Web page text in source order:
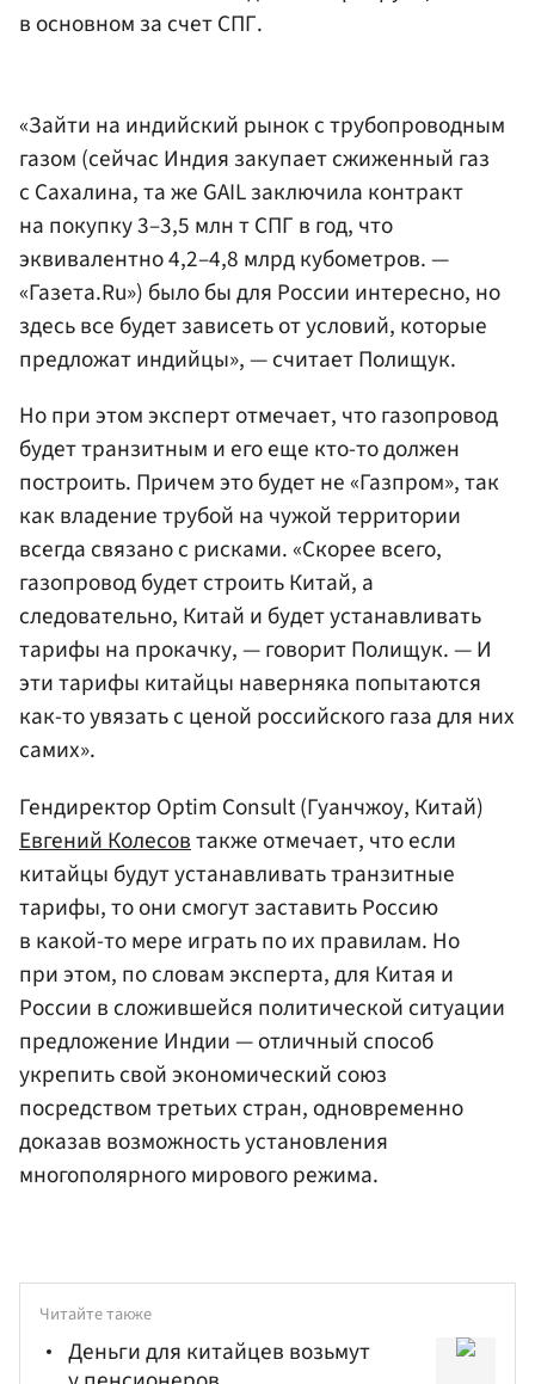
в основном за счет СПГ.
«Зайти на индийский рынок с трубопроводным
газом (сейчас Индия закупает сжиженный газ
с Сахалина, та же GAIL заключила контракт
на покупку 3–3,5 млн т СПГ в год, что
эквивалентно 4,2–4,8 млрд кубометров. —
«Газета.Ru») было бы для России интересно, но
здесь все будет зависеть от условий, которые
предложат индийцы», — считает Полищук.
Но при этом эксперт отмечает, что газопровод
будет транзитным и его еще кто-то должен
построить. Причем это будет не «Газпром», так
как владение трубой на чужой территории
всегда связано с рисками. «Скорее всего,
газопровод будет строить Китай, а
следовательно, Китай и будет устанавливать
тарифы на прокачку, — говорит Полищук. — И
эти тарифы китайцы наверняка попытаются
как-то увязать с ценой российского газа для них
самих».
Гендиректор Optim Consult (Гуанчжоу, Китай)
Евгений Колесовтакже отмечает, что если
китайцы будут устанавливать транзитные
тарифы, то они смогут заставить Россию
в какой-то мере играть по их правилам. Но
при этом, по словам эксперта, для Китая и
России в сложившейся политической ситуации
предложение Индии — отличный способ
укрепить свой экономический союз
посредством третьих стран, одновременно
доказав возможность установления
многополярного мирового режима.
Читайте также
Деньги для китайцев возьмут